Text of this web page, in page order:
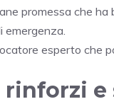
promessa che
emergenza.
esperto che
rinforzi